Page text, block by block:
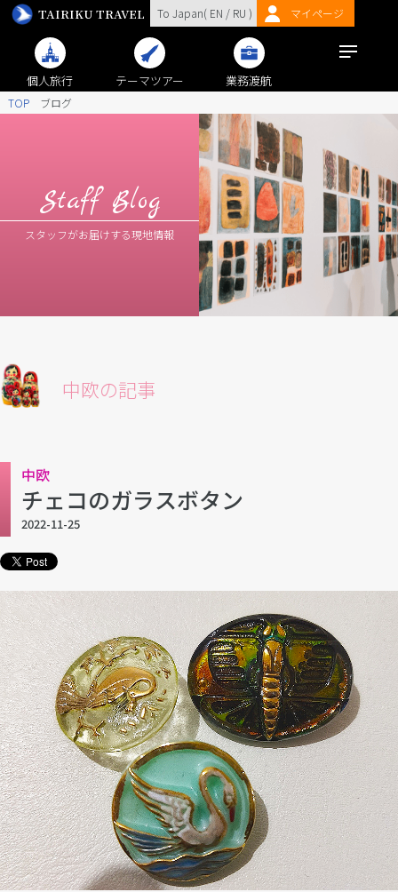
TAIRIKU TRAVEL To Japan( EN / RU ) マイページ
個人旅行 テーマツアー 業務渡航
TOP ブログ
Staff Blog
スタッフがお届けする現地情報
中欧の記事
中欧
チェコのガラスボタン
2022-11-25